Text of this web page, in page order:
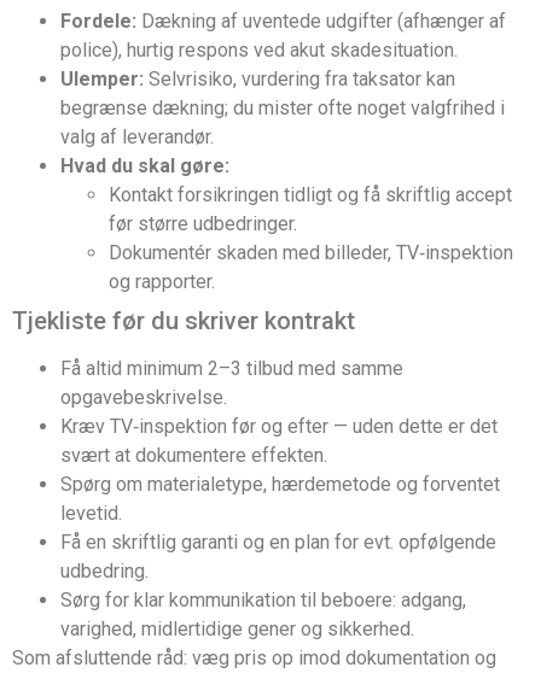
Fordele: Dækning af uventede udgifter (afhænger af
police), hurtig respons ved akut skadesituation.
Ulemper: Selvrisiko, vurdering fra taksator kan
begrænse dækning; du mister ofte noget valgfrihed i
valg af leverandør.
Hvad du skal gøre:
Kontakt forsikringen tidligt og få skriftlig accept
før større udbedringer.
Dokumentér skaden med billeder, TV‑inspektion
og rapporter.
Tjekliste før du skriver kontrakt
Få altid minimum 2–3 tilbud med samme
opgavebeskrivelse.
Kræv TV‑inspektion før og efter — uden dette er det
svært at dokumentere effekten.
Spørg om materialetype, hærdemetode og forventet
levetid.
Få en skriftlig garanti og en plan for evt. opfølgende
udbedring.
Sørg for klar kommunikation til beboere: adgang,
varighed, midlertidige gener og sikkerhed.
Som afsluttende råd: væg pris op imod dokumentation og